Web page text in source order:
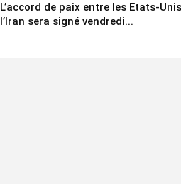
L’accord de paix entre les Etats-
l’Iran sera signé vendredi...